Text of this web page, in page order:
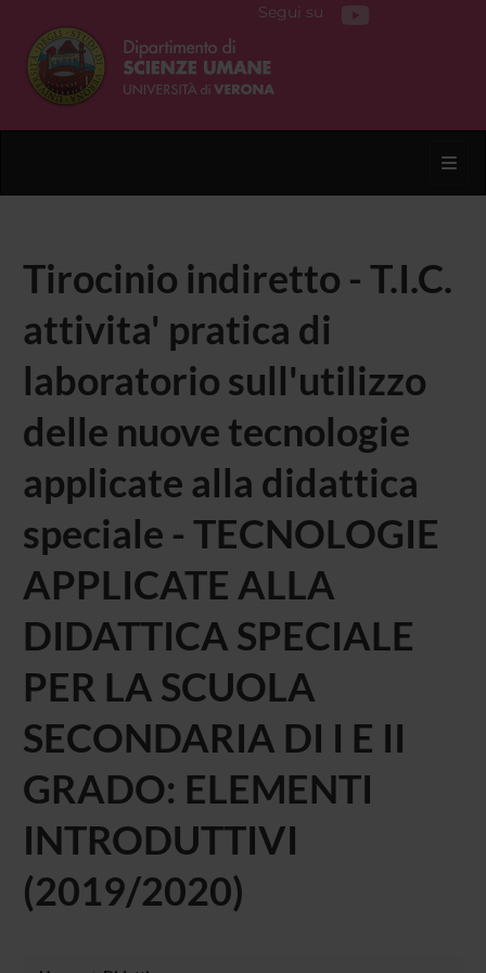
Segui su
Tirocinio indiretto - T.I.C.
attivita' pratica di
laboratorio sull'utilizzo
delle nuove tecnologie
applicate alla didattica
speciale - TECNOLOGIE
APPLICATE ALLA
DIDATTICA SPECIALE
PER LA SCUOLA
SECONDARIA DI I E II
GRADO: ELEMENTI
INTRODUTTIVI
(2019/2020)